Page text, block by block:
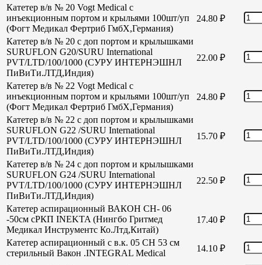
Катетер в/в № 20 Vogt Medical с
инъекционным портом и крыльями 100шт/уп
(Фогт Медикал Фертриб ГмбХ,Германия)
24.80 ₽
Катетер в/в № 20 с доп портом и крылышками
SURUFLON G20/SURU International
PVT/LTD/100/1000 (СУРУ ИНТЕРНЭШНЛ
ПиВиТи.ЛТД,Индия)
22.00 ₽
Катетер в/в № 22 Vogt Medical с
инъекционным портом и крыльями 100шт/уп
(Фогт Медикал Фертриб ГмбХ,Германия)
24.80 ₽
Катетер в/в № 22 с доп портом и крылышками
SURUFLON G22 /SURU International
PVT/LTD/100/1000 (СУРУ ИНТЕРНЭШНЛ
ПиВиТи.ЛТД,Индия)
15.70 ₽
Катетер в/в № 24 с доп портом и крылышками
SURUFLON G24 /SURU International
PVT/LTD/100/1000 (СУРУ ИНТЕРНЭШНЛ
ПиВиТи.ЛТД,Индия)
22.50 ₽
Катетер аспирационный ВАКОН СН- 06
-50см сРКП INEKTA (Нингбо Гритмед
Медикал Инструментс Ко.Лтд,Китай)
17.40 ₽
Катетер аспирационный с в.к. 05 СН 53 см
стерильный Вакон .INTEGRAL Medical
14.10 ₽